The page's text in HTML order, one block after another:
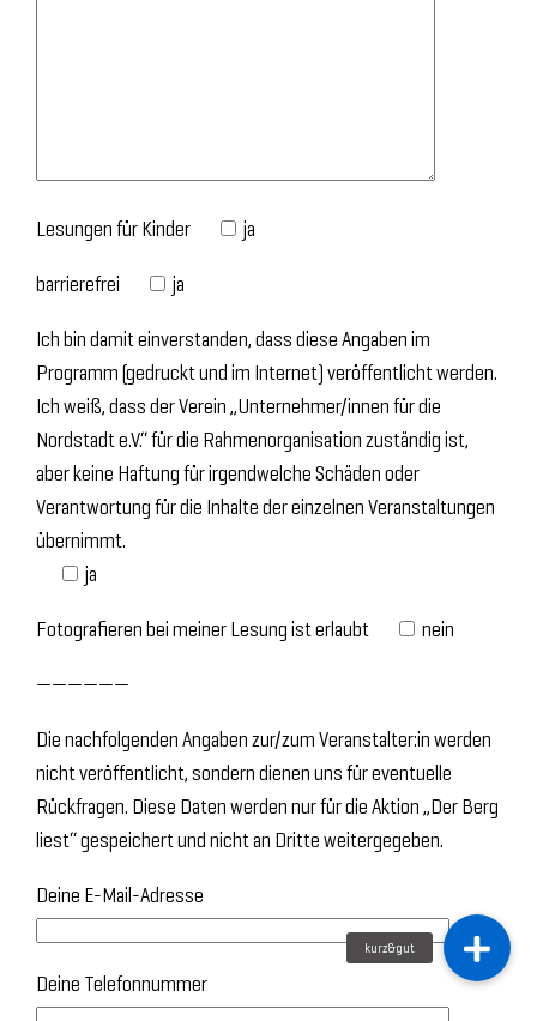
Lesungen für Kinder
ja
barrierefrei
ja
Ich bin damit einverstanden, dass diese Angaben im
Programm (gedruckt und im Internet) veröffentlicht werden.
Ich weiß, dass der Verein „Unternehmer/innen für die
Nordstadt e.V.“ für die Rahmenorganisation zuständig ist,
aber keine Haftung für irgendwelche Schäden oder
Verantwortung für die Inhalte der einzelnen Veranstaltungen
übernimmt.
ja
Fotografieren bei meiner Lesung ist erlaubt
nein
——————
Die nachfolgenden Angaben zur/zum Veranstalter:in werden
nicht veröffentlicht, sondern dienen uns für eventuelle
Rückfragen. Diese Daten werden nur für die Aktion „Der Berg
liest“ gespeichert und nicht an Dritte weitergegeben.
Deine E-Mail-Adresse
Deine Telefonnummer